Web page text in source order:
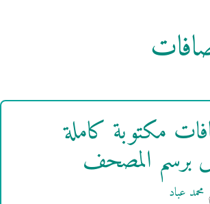
مكتوبة كاملة
برسم المصحف
محمد عباد